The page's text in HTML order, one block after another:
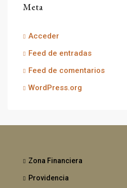
Meta
Acceder
Feed de entradas
Feed de comentarios
WordPress.org
Zona Financiera
Providencia